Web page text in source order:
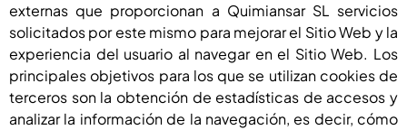
externas que proporcionan a Quimiansar SL servicios
solicitados por este mismo para mejorar el Sitio Web y la
experiencia del usuario al navegar en el Sitio Web. Los
principales objetivos para los que se utilizan cookies de
terceros son la obtención de estadísticas de accesos y
analizar la información de la navegación, es decir, cómo